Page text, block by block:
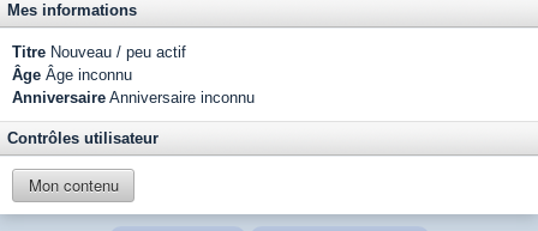
Mes informations
Titre Nouveau / peu actif
Âge Âge inconnu
Anniversaire Anniversaire inconnu
Contrôles utilisateur
Mon contenu